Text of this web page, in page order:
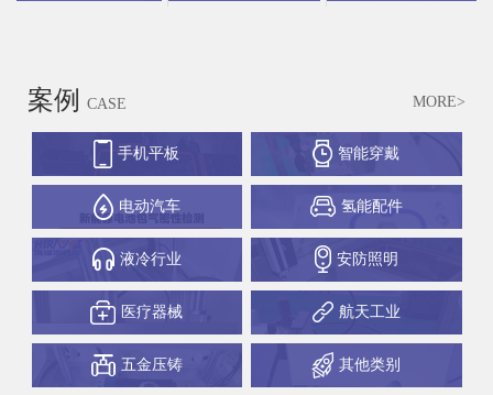
案例 CASE MORE>
手机平板 智能穿戴
电动汽车 氢能配件
液冷行业 安防照明
医疗器械 航天工业
五金压铸 其他类别